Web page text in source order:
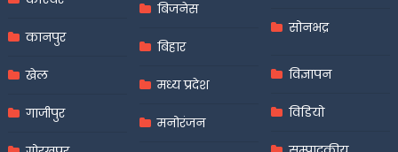
कानपुर
खेल
गाजीपुर
बिजनेस
बिहार
मध्य प्रदेश
मनोरंजन
सोनभद्र
विज्ञापन
विडियो